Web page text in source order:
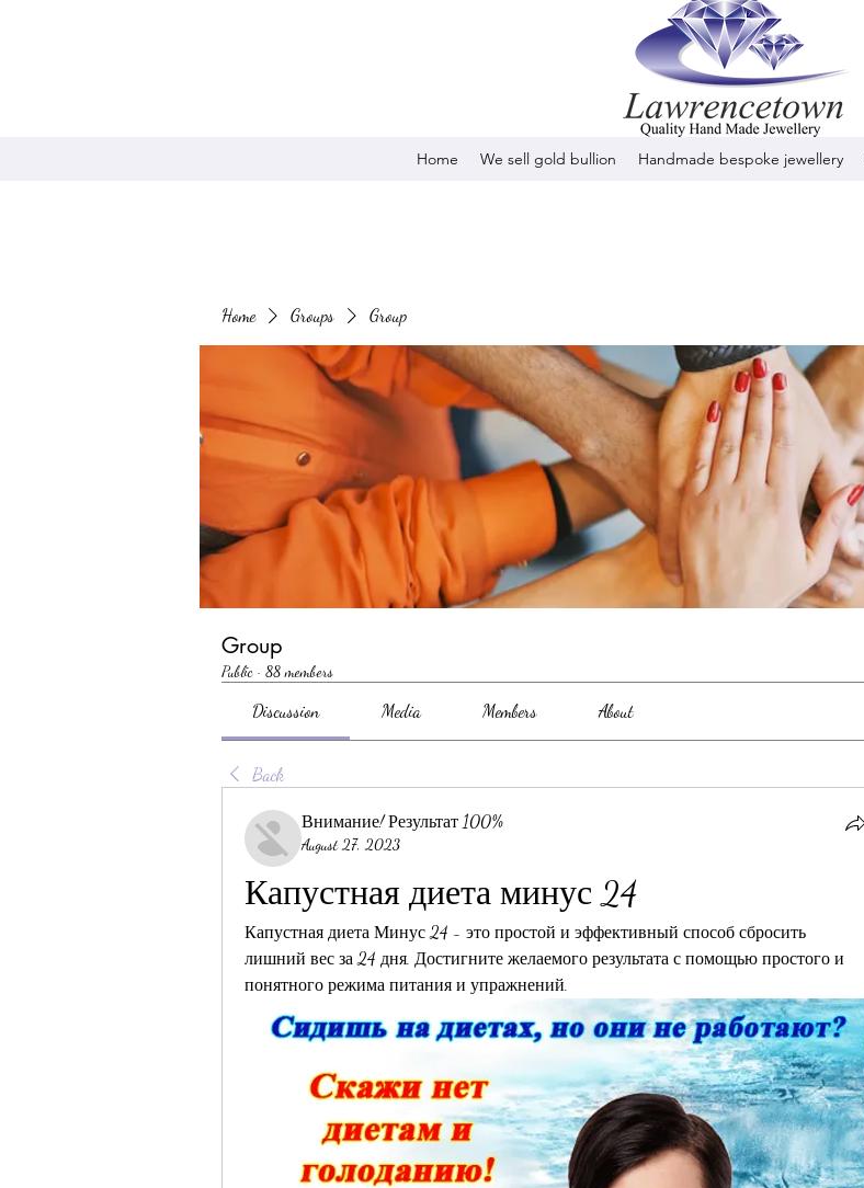
Home We sell gold bullion Handmade bespoke jewellery
Home Groups Group
Group
Public · 88 members
Discussion Media Members About
Back
Внимание! Результат 100%
August 27, 2023
Капустная диета минус 24
Капустная диета Минус 24 - это простой и эффективный способ сбросить
лишний вес за 24 дня. Достигните желаемого результата с помощью простого и
понятного режима питания и упражнений.